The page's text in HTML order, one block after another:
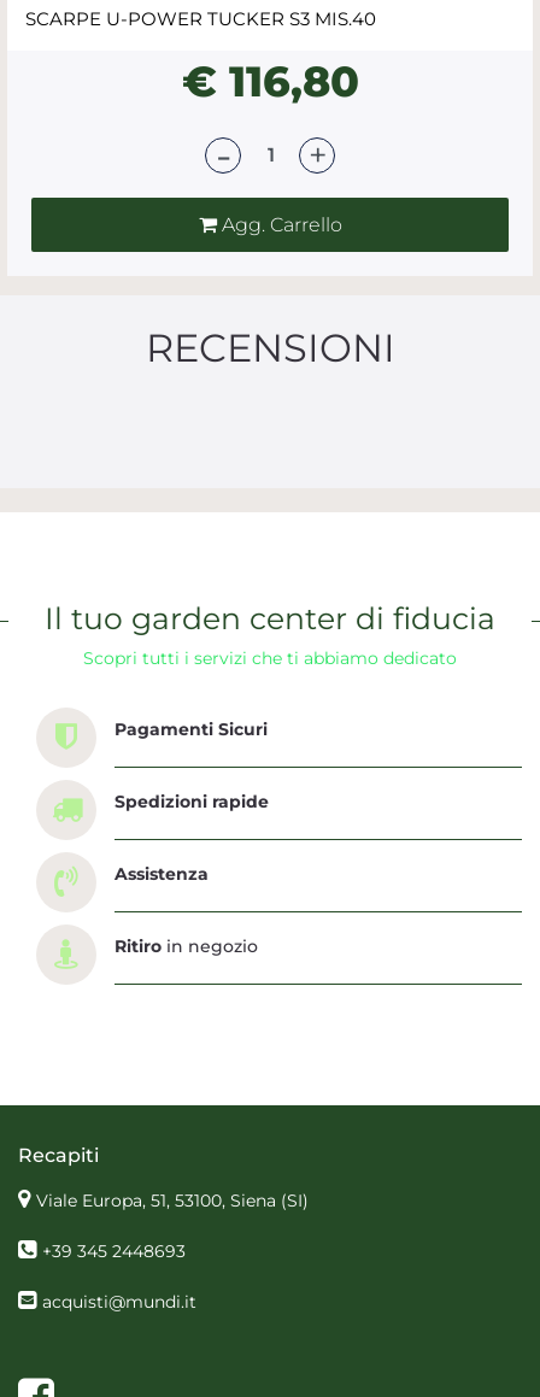
SCARPE U-POWER TUCKER S3 MIS.40
€ 116,80
Agg. Carrello
RECENSIONI
Il tuo garden center di fiducia
Scopri tutti i servizi che ti abbiamo dedicato
Pagamenti Sicuri
Spedizioni rapide
Assistenza
Ritiro in negozio
Recapiti
Viale Europa, 51, 53100, Siena (SI)
+39 345 2448693
acquisti@mundi.it
Facebook